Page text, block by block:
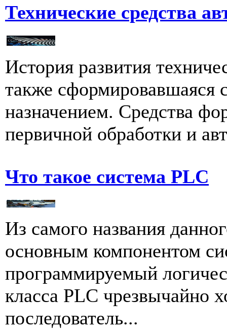
Технические средства
История развития
также сформировавшаяся
назначением. Средства
первичной обработки и
Что такое система PLC
Из самого названия
основным компонентом
программируемый
класса PLC чрезвычайно
последователь...